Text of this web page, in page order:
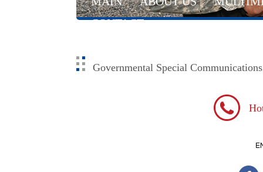
CONTACT
Governmental Special